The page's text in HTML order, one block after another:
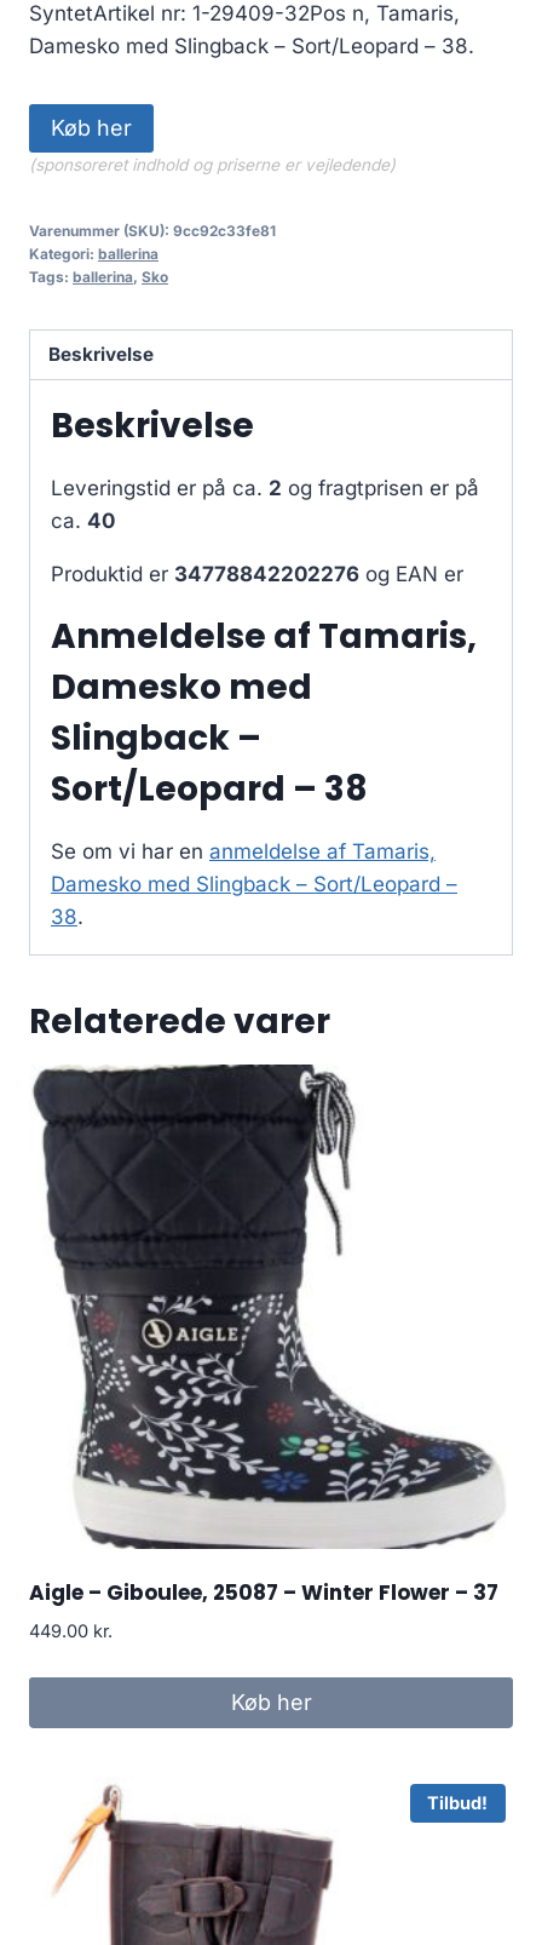
SyntetArtikel nr: 1-29409-32Pos n, Tamaris,
Damesko med Slingback – Sort/Leopard – 38.
Køb her
(sponsoreret indhold og priserne er vejledende)
Varenummer (SKU): 9cc92c33fe81
Kategori: ballerina
Tags: ballerina, Sko
Beskrivelse
Beskrivelse
Leveringstid er på ca. 2 og fragtprisen er på
ca. 40
Produktid er 34778842202276 og EAN er
Anmeldelse af Tamaris,
Damesko med
Slingback –
Sort/Leopard – 38
Se om vi har en anmeldelse af Tamaris,
Damesko med Slingback – Sort/Leopard –
38.
Relaterede varer
Aigle – Giboulee, 25087 – Winter Flower – 37
449.00 kr.
Køb her
Tilbud!